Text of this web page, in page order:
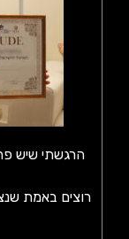
הרגשתי שיש
רוצים באמת